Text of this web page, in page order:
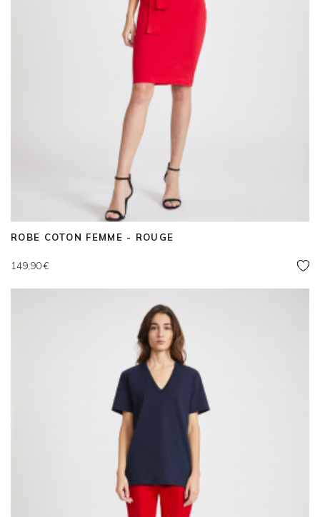
ROBE COTON FEMME - ROUGE
Prix
149,90 €